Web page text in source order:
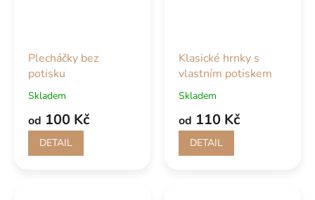
Plecháčky bez
potisku
Skladem
od 100 Kč
DETAIL
Klasické hrnky s
vlastním potiskem
Skladem
od 110 Kč
DETAIL